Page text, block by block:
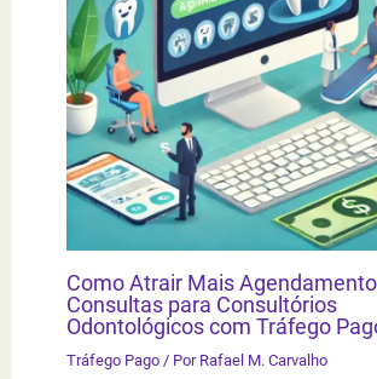
Como Atrair Mais
Consultas para Consultórios
Odontológicos com Tráfego
Tráfego Pago / Por Rafael M. Carvalho